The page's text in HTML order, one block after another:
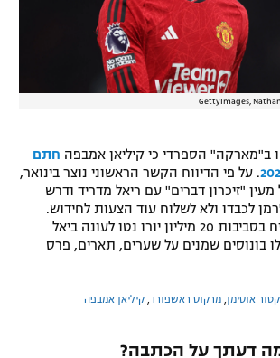
GettyImages,
ב"מארקה" הספרדי כי קיליאן אמבפה חתם
. על פי הדיווח הקשר הראשוני נוצר בינואר,
"זיכרון דברים" עם ריאל מדריד ודרש
לכבדו ולא לשלוח עוד הצעות לחידוש.
אמבפה צפוי להרוויח בסביבות 20 מיליון יורו נטו לעונה ביאל
לו בונוסים שמנים על שערים, תארים, פרס
אוסימן מרקוס ראשפורד קיליאן אמבפה
דעתך על הכתבה?